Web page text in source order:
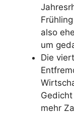
also
um
Die
mehr